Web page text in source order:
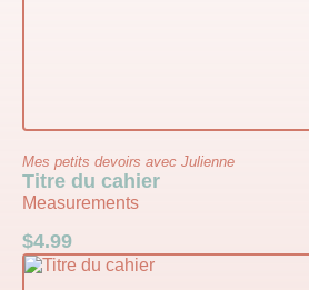
Mes petits devoirs avec Julienne
Titre du cahier
Measurements
$4.99